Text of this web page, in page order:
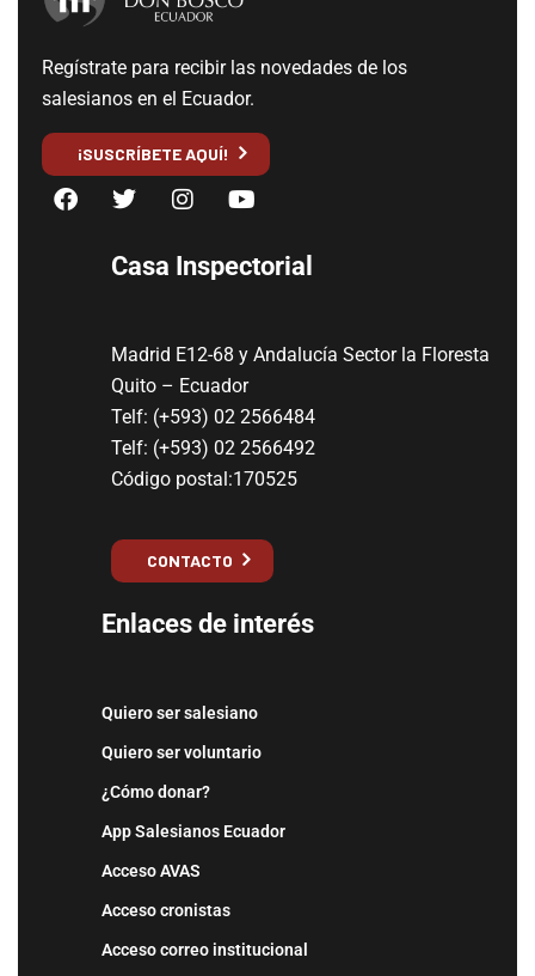
Regístrate para recibir las novedades de los
salesianos en el Ecuador.
¡SUSCRÍBETE AQUÍ!
Casa Inspectorial
Madrid E12-68 y Andalucía Sector la Floresta
Quito – Ecuador
Telf: (+593) 02 2566484
Telf: (+593) 02 2566492
Código postal:170525
CONTACTO
Enlaces de interés
Quiero ser salesiano
Quiero ser voluntario
¿Cómo donar?
App Salesianos Ecuador
Acceso AVAS
Acceso cronistas
Acceso correo institucional